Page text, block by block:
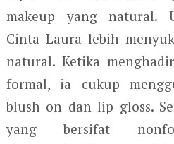
makeup yang natural.
Cinta Laura lebih
natural. Ketika
formal, ia cukup
blush on dan lip gloss.
yang bersifat